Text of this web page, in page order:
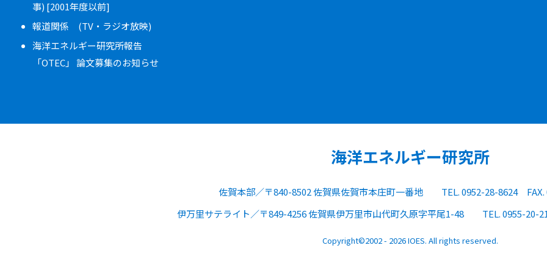
事) [2001年度以前]
報道関係 (TV・ラジオ放映)
海洋エネルギー研究所報告
「OTEC」 論文募集のお知らせ
海洋エネルギー研究所
佐賀本部 〒840-8502 佐賀県佐賀市本庄町一番地 TEL. 0952-28-8624
伊万里サテライト
〒849-4256 佐賀県伊万里市山代町久原字平尾1-48 TEL. 0955-20-
Copyright©2002 - 2026 IOES. All rights reserved.